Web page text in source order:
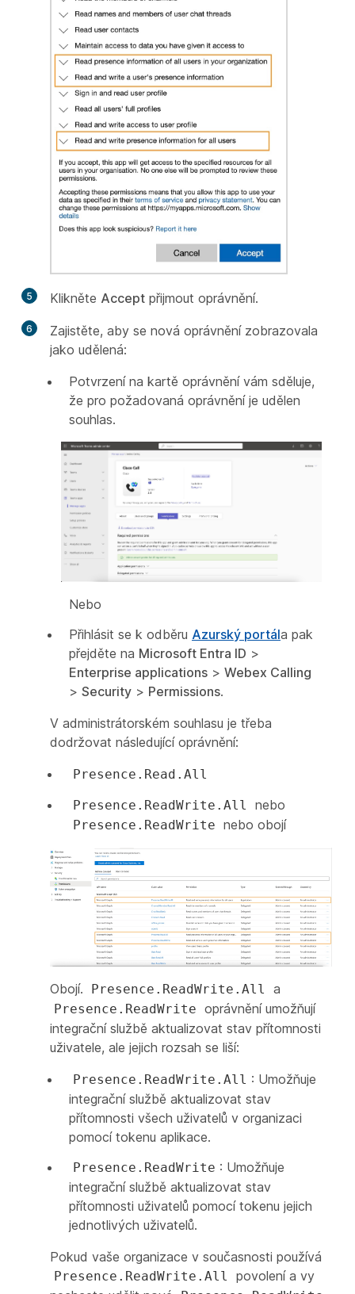
5 Klikněte Accept přijmout oprávnění.
6
Zajistěte, aby se nová oprávnění zobrazovala
jako udělená:
Potvrzení na kartě oprávnění vám sděluje,
že pro požadovaná oprávnění je udělen
souhlas.
Nebo
Přihlásit se k odběru Azurský portála pak
přejděte na Microsoft Entra ID >
Enterprise applications > Webex Calling
> Security > Permissions.
V administrátorském souhlasu je třeba
dodržovat následující oprávnění:
Presence.Read.All
Presence.ReadWrite.All nebo
Presence.ReadWrite nebo obojí
Obojí. Presence.ReadWrite.All a
Presence.ReadWrite oprávnění umožňují
integrační službě aktualizovat stav přítomnosti
uživatele, ale jejich rozsah se liší:
Presence.ReadWrite.All : Umožňuje
integrační službě aktualizovat stav
přítomnosti všech uživatelů v organizaci
pomocí tokenu aplikace.
Presence.ReadWrite : Umožňuje
integrační službě aktualizovat stav
přítomnosti uživatelů pomocí tokenu jejich
jednotlivých uživatelů.
Pokud vaše organizace v současnosti používá
Presence.ReadWrite.All
povolení a vy